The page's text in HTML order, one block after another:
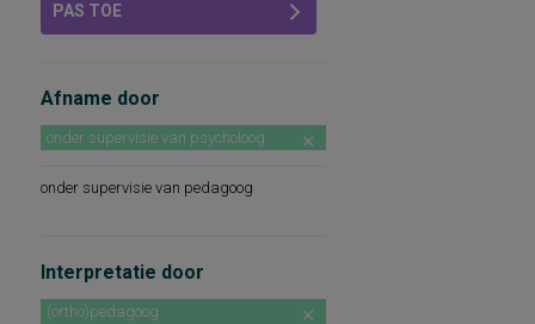
PAS TOE
Afname door
onder supervisie van psycholoog
onder supervisie van pedagoog
Interpretatie door
(ortho)pedagoog